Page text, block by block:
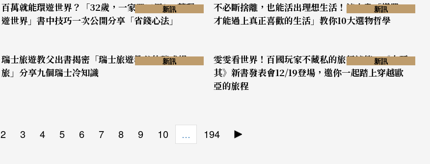
百萬就能環遊世界？「32歲，一家四口用100萬環
遊世界」書中技巧一次公開分享「省錢心法」
新訊
不必斷捨離，也能活出理想生活！這本書「懂買，
才能過上真正喜歡的生活」教你10大選物哲學
新訊
瑞士旅遊教父出書揭密「瑞士旅遊教父的瑞式慢
旅」分享九個瑞士冷知識
新訊
雯雯看世界！百國玩家不藏私的旅行祕笈：《土耳
其》新書發表會12/19登場，邀你一起踏上穿越歐
亞的旅程
新訊
2 3 4 5 6 7 8 9 10 … 194